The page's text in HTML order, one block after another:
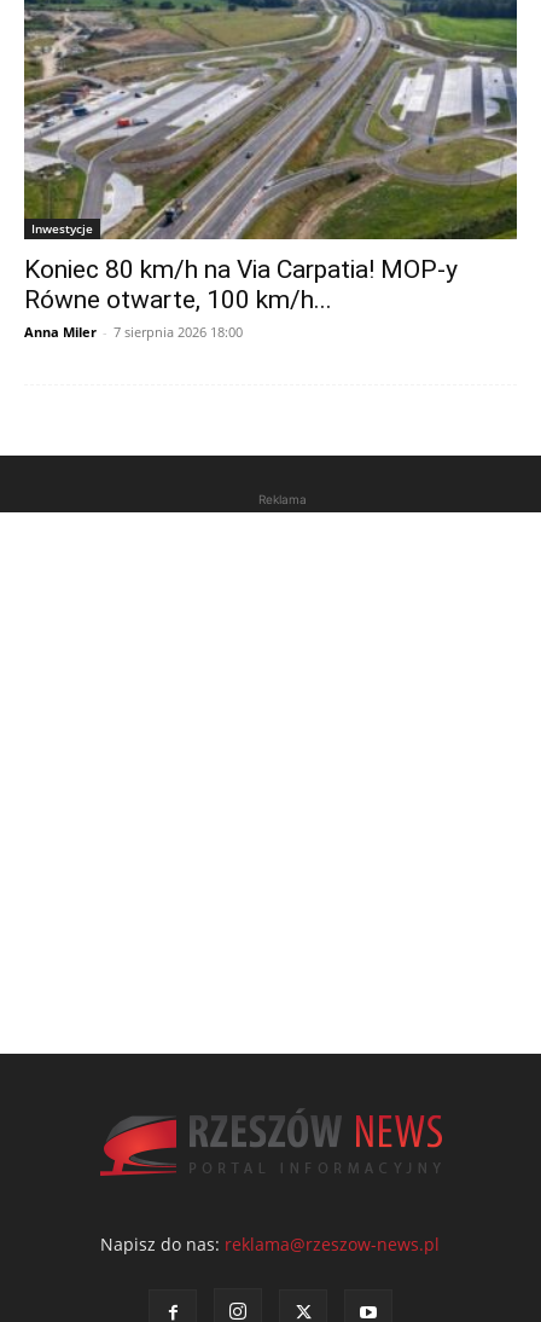
Inwestycje
Koniec 80 km/h na Via Carpatia! MOP-y
Równe otwarte, 100 km/h...
Anna Miler - 7 sierpnia 2026 18:00
Reklama
Napisz do nas: reklama@rzeszow-news.pl